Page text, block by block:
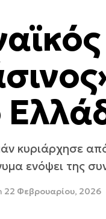
κυριάρχησε
ενόψει της
22 Φεβρουαρίου, 2026